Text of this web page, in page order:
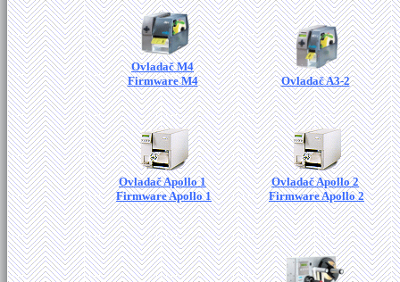
Ovladač M4
Firmware M4
Ovladač A3-2
Ovladač Apollo 1
Firmware Apollo 1
Ovladač Apollo 2
Firmware Apollo 2